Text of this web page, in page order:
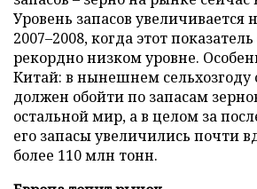
Уровень запасов увеличивается
2007–2008, когда этот
рекордно низком уровне.
Китай: в нынешнем сельхозгоду
должен обойти по запасам
остальной мир, а в целом за
его запасы увеличились почти
более 110 млн тонн.